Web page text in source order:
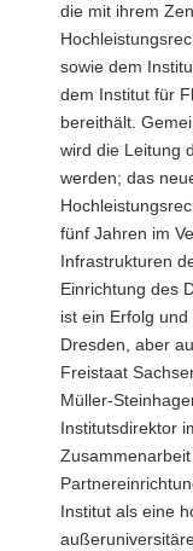
die mit ihrem
sowie dem
dem Institut für
bereithält.
wird die Leitung
werden; das
fünf Jahren im
Infrastrukturen
Einrichtung des
ist ein Erfolg
Dresden, aber
Freistaat
Müller-
Institutsdirektor
Institut als eine